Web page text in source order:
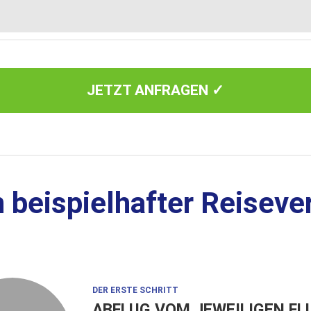
JETZT ANFRAGEN ✓
beispielhafter
DER ERSTE SCHRITT